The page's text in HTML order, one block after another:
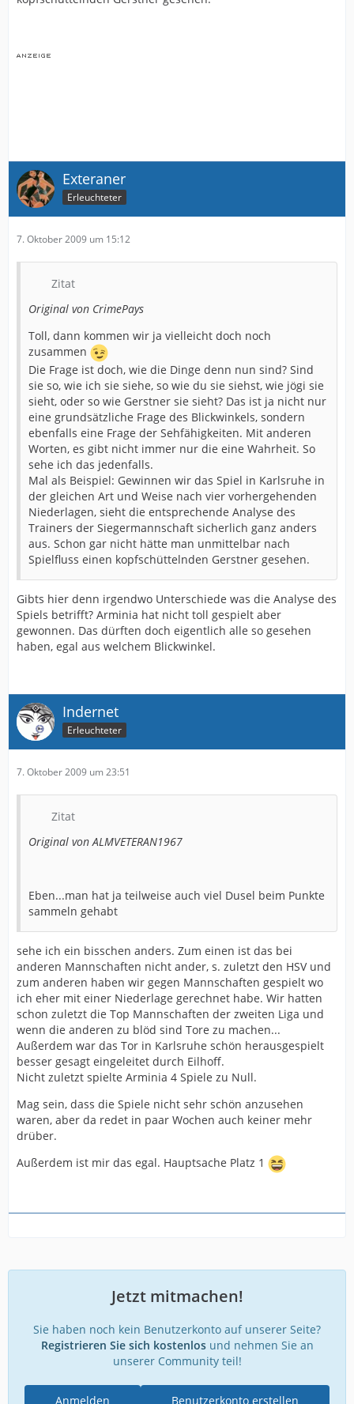
Exteraner
Erleuchteter
7. Oktober 2009 um 15:12
Zitat
Original von CrimePays
Toll, dann kommen wir ja vielleicht doch noch
zusammen
Die Frage ist doch, wie die Dinge denn nun sind? Sind
sie so, wie ich sie siehe, so wie du sie siehst, wie jögi sie
sieht, oder so wie Gerstner sie sieht? Das ist ja nicht nur
eine grundsätzliche Frage des Blickwinkels, sondern
ebenfalls eine Frage der Sehfähigkeiten. Mit anderen
Worten, es gibt nicht immer nur die eine Wahrheit. So
sehe ich das jedenfalls.
Mal als Beispiel: Gewinnen wir das Spiel in Karlsruhe in
der gleichen Art und Weise nach vier vorhergehenden
Niederlagen, sieht die entsprechende Analyse des
Trainers der Siegermannschaft sicherlich ganz anders
aus. Schon gar nicht hätte man unmittelbar nach
Spielfluss einen kopfschüttelnden Gerstner gesehen.
Gibts hier denn irgendwo Unterschiede was die Analyse des
Spiels betrifft? Arminia hat nicht toll gespielt aber
gewonnen. Das dürften doch eigentlich alle so gesehen
haben, egal aus welchem Blickwinkel.
Indernet
Erleuchteter
7. Oktober 2009 um 23:51
Zitat
Original von ALMVETERAN1967
Eben...man hat ja teilweise auch viel Dusel beim Punkte
sammeln gehabt
sehe ich ein bisschen anders. Zum einen ist das bei
anderen Mannschaften nicht ander, s. zuletzt den HSV und
zum anderen haben wir gegen Mannschaften gespielt wo
ich eher mit einer Niederlage gerechnet habe. Wir hatten
schon zuletzt die Top Mannschaften der zweiten Liga und
wenn die anderen zu blöd sind Tore zu machen...
Außerdem war das Tor in Karlsruhe schön herausgespielt
besser gesagt eingeleitet durch Eilhoff.
Nicht zuletzt spielte Arminia 4 Spiele zu Null.
Mag sein, dass die Spiele nicht sehr schön anzusehen
waren, aber da redet in paar Wochen auch keiner mehr
drüber.
Außerdem ist mir das egal. Hauptsache Platz 1
Jetzt mitmachen!
Sie haben noch kein Benutzerkonto auf unserer Seite?
Registrieren Sie sich kostenlosund nehmen Sie an
unserer Community teil!
Benutzerkonto erstellen
Anmelden